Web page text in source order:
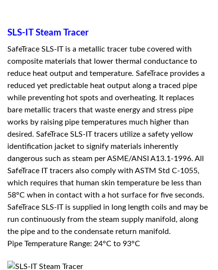
SLS-IT Steam Tracer
SafeTrace SLS-IT is a metallic tracer tube covered with
composite materials that lower thermal conductance to
reduce heat output and temperature. SafeTrace provides a
reduced yet predictable heat output along a traced pipe
while preventing hot spots and overheating. It replaces
bare metallic tracers that waste energy and stress pipe
works by raising pipe temperatures much higher than
desired. SafeTrace SLS-IT tracers utilize a safety yellow
identification jacket to signify materials inherently
dangerous such as steam per ASME/ANSI A13.1-1996. All
SafeTrace IT tracers also comply with ASTM Std C-1055,
which requires that human skin temperature be less than
58°C when in contact with a hot surface for five seconds.
SafeTrace SLS-IT is supplied in long length coils and may be
run continuously from the steam supply manifold, along
the pipe and to the condensate return manifold.
Pipe Temperature Range: 24°C to 93°C